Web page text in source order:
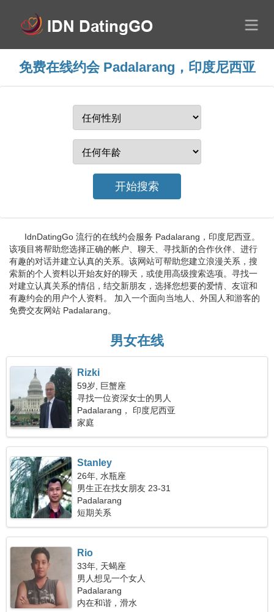
免费在线约会 Padalarang，印度尼西亚
IdnDatingGo 流行的在线约会服务 Padalarang，印度尼西亚。
该项目将帮助您选择正确的帐户、聊天、寻找新的合作伙伴、进行
有趣的对话并建立认真的关系。该网站可帮助您建立浪漫关系，搜
索新的个人资料以开始友好的聊天，或使用高级搜索选项。寻找一
对建立认真关系的情侣，结交新朋友，选择您想要的爱情、友谊和
有趣约会的用户个人资料。 加入一个面向当地人、外国人和游客的
免费交友网站 Padalarang。
男女在线
Rizki
59岁, 巨蟹座
寻找一位资深女士的男人
Padalarang， 印度尼西亚
家庭
Stanley
26年, 水瓶座
男生正在找女朋友 23-31
Padalarang
短期关系
Rio
33年, 天蝎座
男人想见一个女人
Padalarang
内在和谐，滑水